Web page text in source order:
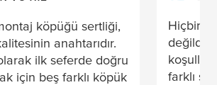
köpüğü sertliği,
anahtarıdır.
ilk seferde doğru
için beş farklı köpük
Hiçbir
değildir.
farklı